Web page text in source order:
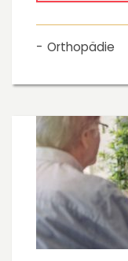
Orthopädie